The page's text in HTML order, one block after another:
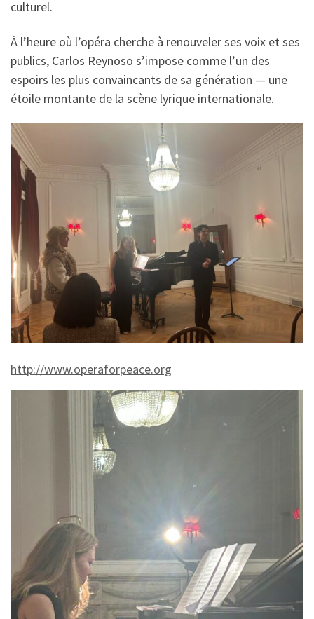
culturel.
À l’heure où l’opéra cherche à renouveler ses voix et ses
publics, Carlos Reynoso s’impose comme l’un des
espoirs les plus convaincants de sa génération — une
étoile montante de la scène lyrique internationale.
http://www.operaforpeace.org